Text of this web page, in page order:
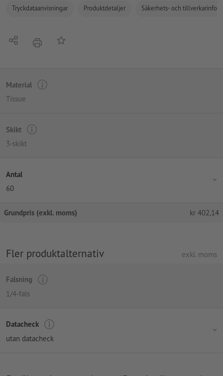
Tryckdataanvisningar Produktdetaljer Säkerhets- och
Dela erbjudandePå anteckningslistan
Material
Tissue
Skikt
3-skikt
Antal
60
Grundpris (exkl. moms) kr 402,14
Fler produktalternativ exkl. moms
Falsning
1/4-fals
Datacheck
utan datacheck